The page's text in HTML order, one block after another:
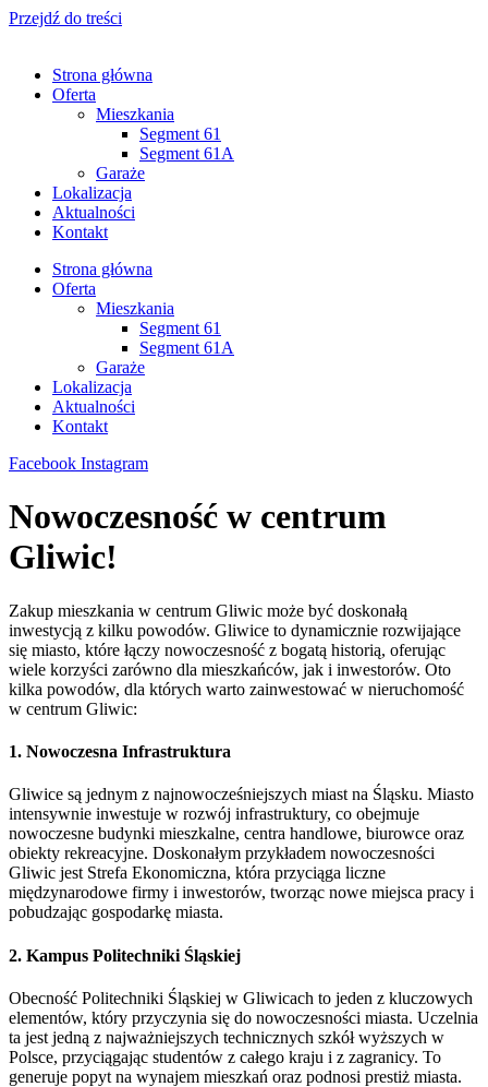
Przejdź do treści
Strona główna
Oferta
Mieszkania
Segment 61
Segment 61A
Garaże
Lokalizacja
Aktualności
Kontakt
Strona główna
Oferta
Mieszkania
Segment 61
Segment 61A
Garaże
Lokalizacja
Aktualności
Kontakt
Facebook Instagram
Nowoczesność w centrum
Gliwic!
Zakup mieszkania w centrum Gliwic może być doskonałą
inwestycją z kilku powodów. Gliwice to dynamicznie rozwijające
się miasto, które łączy nowoczesność z bogatą historią, oferując
wiele korzyści zarówno dla mieszkańców, jak i inwestorów. Oto
kilka powodów, dla których warto zainwestować w nieruchomość
w centrum Gliwic:
1. Nowoczesna Infrastruktura
Gliwice są jednym z najnowocześniejszych miast na Śląsku. Miasto
intensywnie inwestuje w rozwój infrastruktury, co obejmuje
nowoczesne budynki mieszkalne, centra handlowe, biurowce oraz
obiekty rekreacyjne. Doskonałym przykładem nowoczesności
Gliwic jest Strefa Ekonomiczna, która przyciąga liczne
międzynarodowe firmy i inwestorów, tworząc nowe miejsca pracy i
pobudzając gospodarkę miasta.
2. Kampus Politechniki Śląskiej
Obecność Politechniki Śląskiej w Gliwicach to jeden z kluczowych
elementów, który przyczynia się do nowoczesności miasta. Uczelnia
ta jest jedną z najważniejszych technicznych szkół wyższych w
Polsce, przyciągając studentów z całego kraju i z zagranicy. To
generuje popyt na wynajem mieszkań oraz podnosi prestiż miasta.